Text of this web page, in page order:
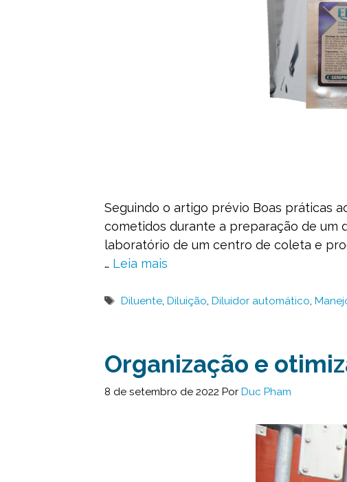
Seguindo o artigo prévio Boas práticas
cometidos durante a preparação de um
laboratório de um centro de coleta e
… Leia mais
Tags
Diluente, Diluição, Diluidor automático,
Organização e
8 de setembro de 2022 Por Duc Pham